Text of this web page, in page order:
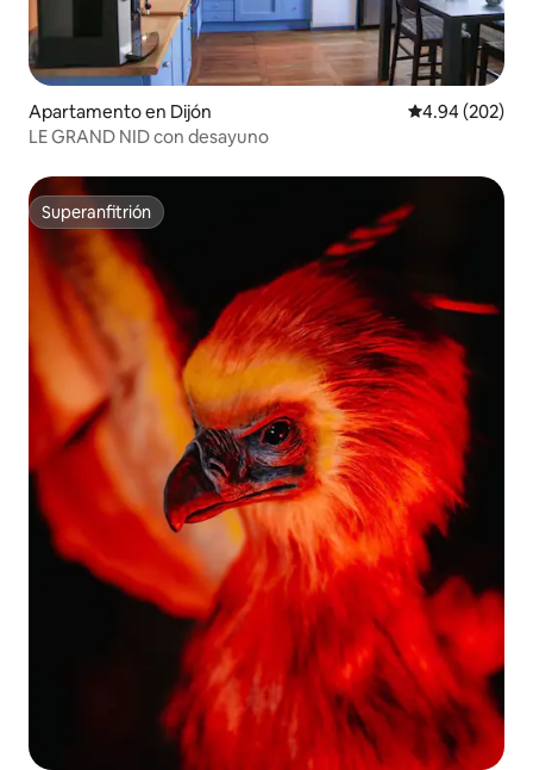
Apartamento en Dijón Calificación
4.94 (202)
LE GRAND NID con desayuno
Superanfitrión
Superanfitrión